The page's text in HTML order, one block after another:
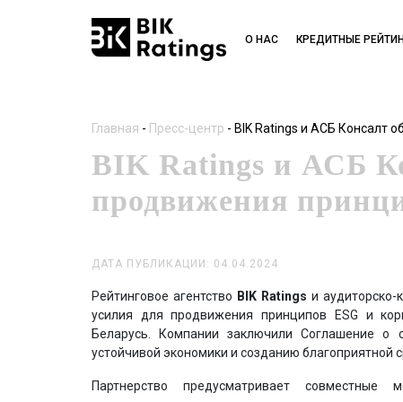
О НАС КРЕДИТНЫЕ
Главная - Пресс-центр - BIK Ratings и АСБ Консалт
BIK Ratings и АСБ
продвижения
ДАТА ПУБЛИКАЦИИ: 04.04.2024
Рейтинговое агентство BIK Ratings и аудиторско-
усилия для продвижения принципов ESG и
Беларусь. Компании заключили Соглашение о
устойчивой экономики и созданию благоприятной
Партнерство предусматривает